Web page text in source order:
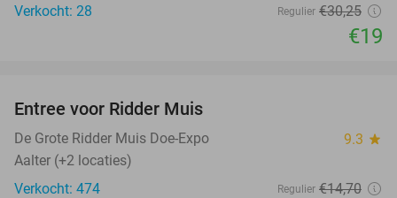
Verkocht: 28
Regulier €30,25
€19
Entree voor Ridder Muis
De Grote Ridder Muis Doe-Expo 9.3 star
Aalter (+2 locaties)
Verkocht: 474
Regulier €14,70